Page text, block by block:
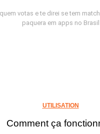
votas e te direi se tem
paquera em apps no Brasil
UTILISATION
Comment ça